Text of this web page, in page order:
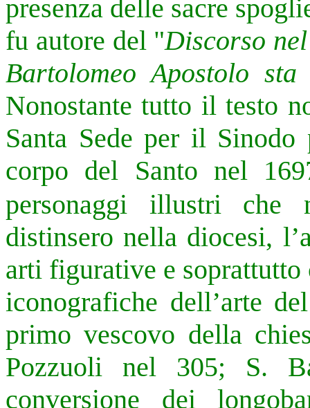
presenza delle sacre
fu autore del "Discorso
Bartolomeo Apostolo sta
Nonostante tutto il testo
Santa Sede per il
corpo del Santo nel
personaggi illustri che
distinsero nella diocesi,
arti figurative e
iconografiche dell’arte
primo vescovo della
Pozzuoli nel 305; S.
conversione dei